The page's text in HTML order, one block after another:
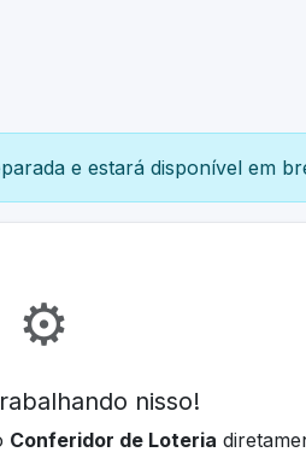
e estará disponível em
⚙️
nisso!
Conferidor de Loteria